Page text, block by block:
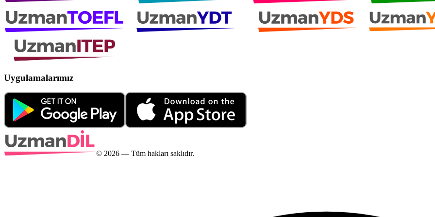
Uygulamalarımız
© 2026 — Tüm hakları saklıdır.